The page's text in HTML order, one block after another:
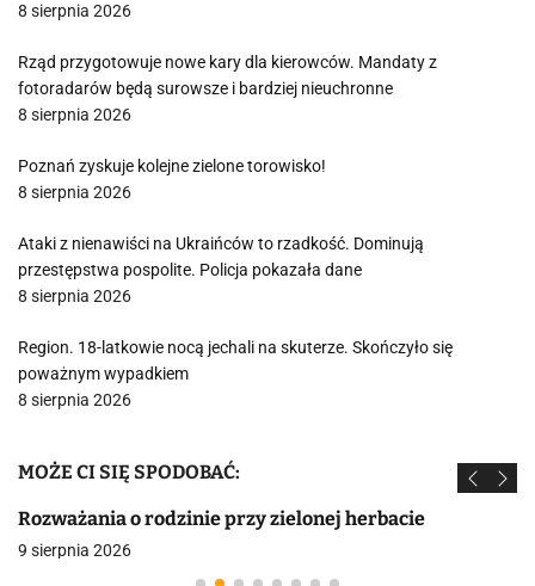
8 sierpnia 2026
Rząd przygotowuje nowe kary dla kierowców. Mandaty z
fotoradarów będą surowsze i bardziej nieuchronne
8 sierpnia 2026
Poznań zyskuje kolejne zielone torowisko!
8 sierpnia 2026
Ataki z nienawiści na Ukraińców to rzadkość. Dominują
przestępstwa pospolite. Policja pokazała dane
8 sierpnia 2026
Region. 18-latkowie nocą jechali na skuterze. Skończyło się
poważnym wypadkiem
8 sierpnia 2026
MOŻE CI SIĘ SPODOBAĆ:
Rozważania o rodzinie przy zielonej herbacie
9 sierpnia 2026